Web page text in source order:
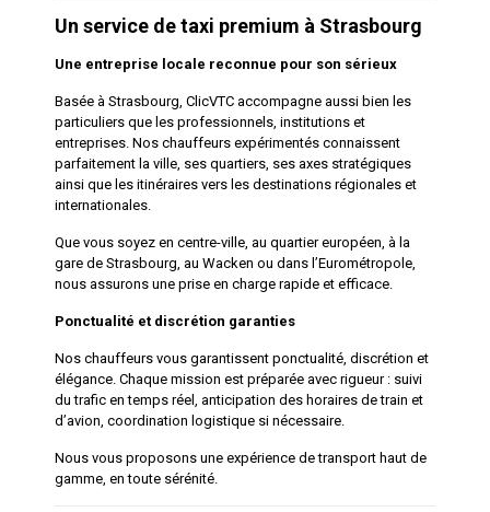
Un service de taxi premium à Strasbourg
Une entreprise locale reconnue pour son sérieux
Basée à Strasbourg, ClicVTC accompagne aussi bien les
particuliers que les professionnels, institutions et
entreprises. Nos chauffeurs expérimentés connaissent
parfaitement la ville, ses quartiers, ses axes stratégiques
ainsi que les itinéraires vers les destinations régionales et
internationales.
Que vous soyez en centre-ville, au quartier européen, à la
gare de Strasbourg, au Wacken ou dans l’Eurométropole,
nous assurons une prise en charge rapide et efficace.
Ponctualité et discrétion garanties
Nos chauffeurs vous garantissent ponctualité, discrétion et
élégance. Chaque mission est préparée avec rigueur : suivi
du trafic en temps réel, anticipation des horaires de train et
d’avion, coordination logistique si nécessaire.
Nous vous proposons une expérience de transport haut de
gamme, en toute sérénité.